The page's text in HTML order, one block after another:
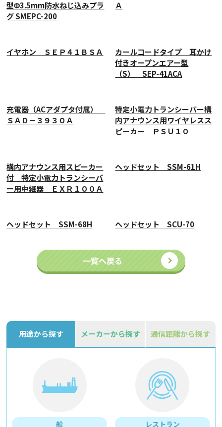
型Φ3.5mm防水ねじ込みプラ
グ SMEPC-200
Ａ
イヤホン ＳＥＰ４１ＢＳＡ
カールコードタイプ 耳かけ
付きオープンエアー型
（S） SEP-41ACA
充電器（ACアダプタ付属）
ＳＡＤ－３９３０Ａ
特定小電力トランシーバー構
内アナウンス用ワイヤレスス
ピーカー ＰＳＵ１０
構内アナウンス用スピーカー
付 特定小電力トランシーバ
ー用中継器 ＥＸＲ１００Ａ
ヘッドセット SSM-61H
ヘッドセット SSM-68H ヘッドセット SCU-70
一覧へ戻る
用途から探す メーカーから探す 通信距離から探す
船 レストラン